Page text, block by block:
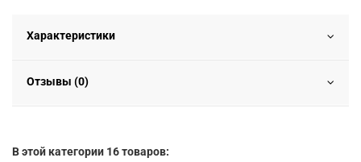
Характеристики
Отзывы (0)
В этой категории 16 товаров: